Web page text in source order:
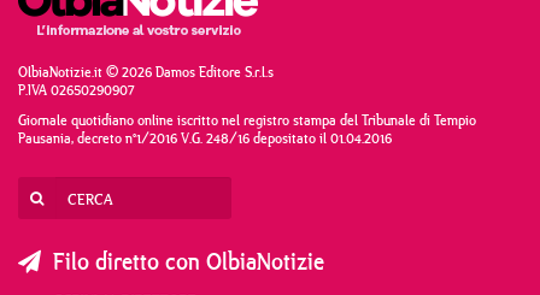
OlbiaNotizie.it © 2026 Damos Editore S.r.l.s
P.IVA 02650290907
Giornale quotidiano online iscritto nel registro stampa del Tribunale di Tempio
Pausania, decreto n°1/2016 V.G. 248/16 depositato il 01.04.2016
Filo diretto con OlbiaNotizie